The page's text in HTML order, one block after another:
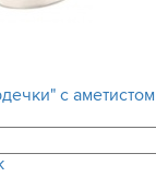
с аметистом